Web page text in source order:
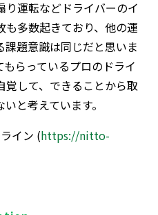
運転などドライバーのイ
も多数起きており、他の運
題意識は同じだと思いま
らっているプロのドライ
覚して、できることから取
と考えています。
イン (https://nitto-